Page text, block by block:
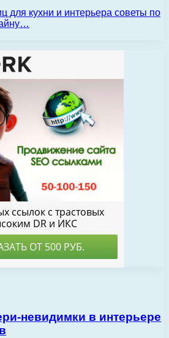
для кухни и интерьера советы по
невидимки в интерьере